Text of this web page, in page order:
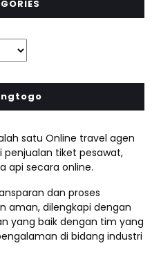
satu Online travel agen
penjualan tiket pesawat,
api secara online.
dan proses
aman, dilengkapi dengan
yang baik dengan tim yang
di bidang industri